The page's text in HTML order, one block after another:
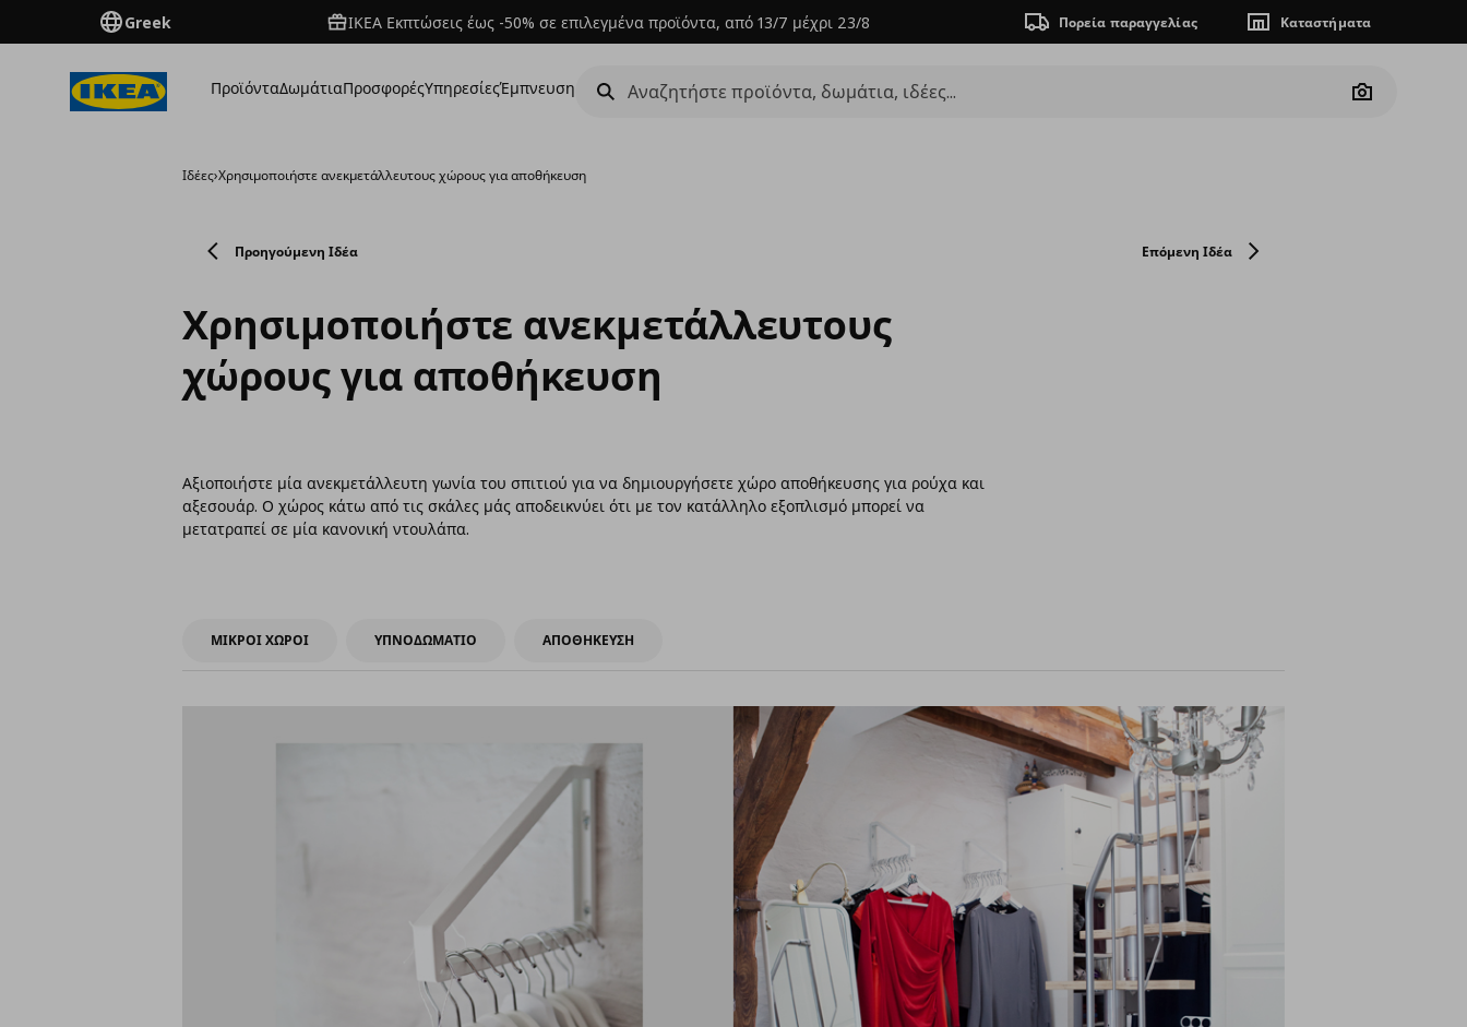
Greek ΙΚΕΑ Εκπτώσεις έως -50% σε επιλεγμένα προϊόντα, από 13/7 μέχρι 23/8 Πορεία παραγγελίας Καταστήματα
ΠροϊόνταΔωμάτιαΠροσφορέςΥπηρεσίεςΈμπνευση
Camera
Ιδέες›Χρησιμοποιήστε ανεκμετάλλευτους χώρους για αποθήκευση
Προηγούμενη Ιδέα Επόμενη Ιδέα
Χρησιμοποιήστε ανεκμετάλλευτους
χώρους για αποθήκευση
Αξιοποιήστε μία ανεκμετάλλευτη γωνία του σπιτιού για να δημιουργήσετε χώρο αποθήκευσης για ρούχα και
αξεσουάρ. Ο χώρος κάτω από τις σκάλες μάς αποδεικνύει ότι με τον κατάλληλο εξοπλισμό μπορεί να
μετατραπεί σε μία κανονική ντουλάπα.
ΜΙΚΡΟΙ ΧΩΡΟΙ ΥΠΝΟΔΩΜΑΤΙΟ ΑΠΟΘΗΚΕΥΣΗ